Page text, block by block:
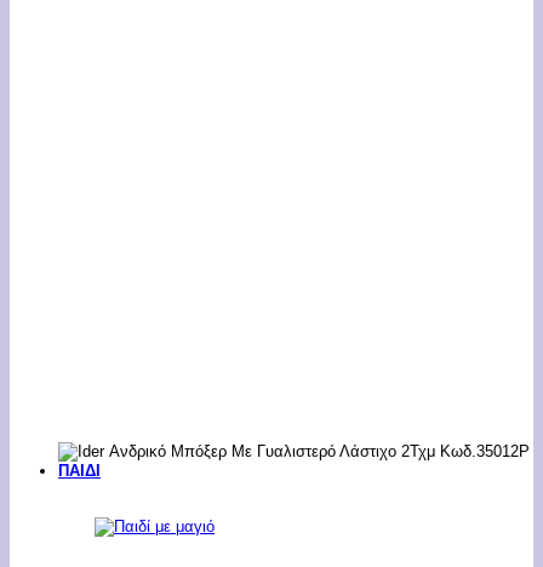
ΠΑΙΔΙ